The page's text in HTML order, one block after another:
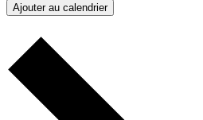
Ajouter au calendrier